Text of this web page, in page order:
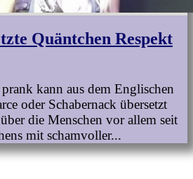
Quäntchen Respekt
kann aus dem Englischen
oder Schabernack übersetzt
die Menschen vor allem seit
mit schamvoller...